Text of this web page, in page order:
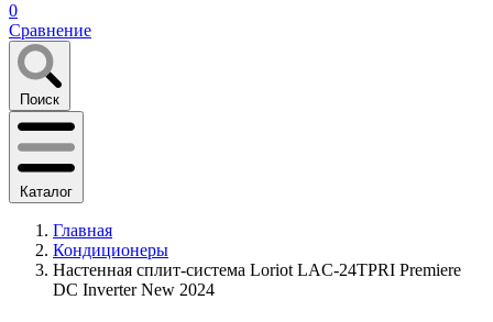
0
Сравнение
Поиск
Каталог
Главная
Кондиционеры
Настенная сплит-система Loriot LAC-24TPRI Premiere
DC Inverter New 2024